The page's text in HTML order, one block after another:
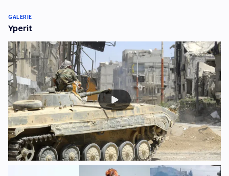
GALERIE
Yperit